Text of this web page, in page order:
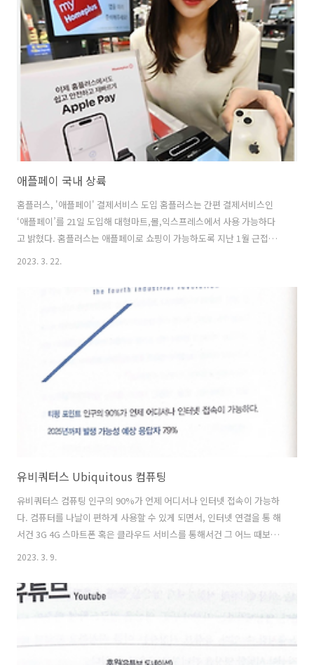
노트들로 가득 차 있다. 혹자들 은 이를 두고 일개 편집광의 쓸데없는 것
으로 폄하할 수도 있겠다. 하지만 내게 이 노트들은 그렇지 않다. 그것들
은 내가 깨달은 인생의 비결들을 한데 모든 것이다. 그리고 내 삶의 목표
는 한 번 배워 익힌 지식과 경험을 두고두고 꺼..
애플페이 국내 상륙
홈플러스, '애플페이' 결제서비스 도입 홈플러스는 간편 결제서비스인
‘애플페이’를 21일 도입해 대형마트,몰,익스프레스에서 사용 가능하다
고 밝혔다. 홈플러스는 애플페이로 쇼핑이 가능하도록 지난 1월 근접무
국갤럽이 발표한 조사에 따르면 18~29세 연령대에 속한 이들의 아이폰
사용률이 절반을 넘는 것으로 나타났다. 홈플러스 측은 아이폰 사용 비중
이 높은 20·30세대의 쇼핑 편의 향상을 위해 애플페이를 도입했다고 설
명했다. 나성수 홈플러스 금융서비스마케팅팀장은 “홈플러스를 방문하
는 고객들의 쇼핑 편의 향상을 위해 애플페이 결제 서비스를 도입했
다”며 “앞으로 더 많은 ..
2023. 3. 22.
유비쿼터스 Ubiquitous 컴퓨팅
유비쿼터스 컴퓨팅 인구의 90%가 언제 어디서나 인터넷 접속이 가능하
다. 컴퓨터를 나날이 편하게 사용할 수 있게 되면서, 인터넷 연결을 통 해
서건 3G 4G 스마트폰 혹은 클라우드 서비스를 통해서건 그 어느 때보다
개인이 컴퓨터의 힘을 활용할 수 있는 세상이 되었다. 오늘날 세계 인구
폰이 판매되었다. 2015년 태블릿의 매출은 퍼스널 컴퓨터Pc의 매출을
넘어선 것으로 추정된다. 모바일폰의 매출 (총합)은 컴퓨터의 매출을 6배
나 앞질렀다." 인터넷 수용 속도가 다른 모든 미디어 채널의 속도를 앞질
2023. 3. 9.